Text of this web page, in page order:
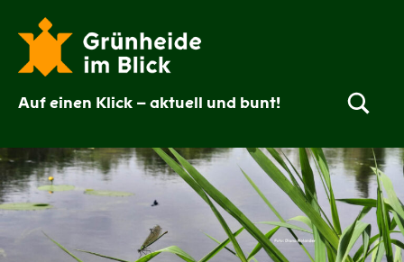
Inhalt
springen
Grünheide
im
Blick
Auf einen Klick – aktuell und bunt!